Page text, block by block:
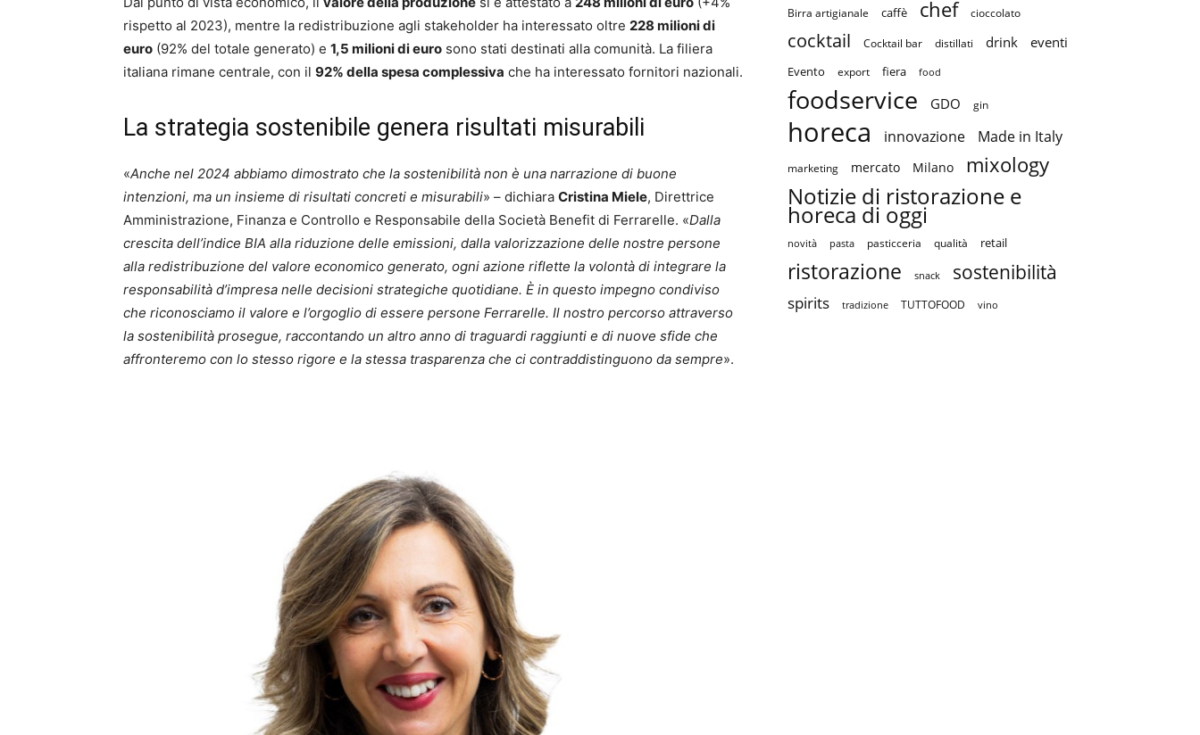
rispetto al 2023), mentre la redistribuzione agli stakeholder ha interessato oltre 228 milioni di
euro (92% del totale generato) e 1,5 milioni di euro sono stati destinati alla comunità. La filiera
italiana rimane centrale, con il 92% della spesa complessiva che ha interessato fornitori nazionali.
La strategia sostenibile genera risultati misurabili
«Anche nel 2024 abbiamo dimostrato che la sostenibilità non è una narrazione di buone
intenzioni, ma un insieme di risultati concreti e misurabili» – dichiara Cristina Miele, Direttrice
Amministrazione, Finanza e Controllo e Responsabile della Società Benefit di Ferrarelle. «Dalla
crescita dell’indice BIA alla riduzione delle emissioni, dalla valorizzazione delle nostre persone
alla redistribuzione del valore economico generato, ogni azione riflette la volontà di integrare la
responsabilità d’impresa nelle decisioni strategiche quotidiane. È in questo impegno condiviso
che riconosciamo il valore e l’orgoglio di essere persone Ferrarelle. Il nostro percorso attraverso
la sostenibilità prosegue, raccontando un altro anno di traguardi raggiunti e di nuove sfide che
affronteremo con lo stesso rigore e la stessa trasparenza che ci contraddistinguono da sempre».
Birra artigianale caffè chef cioccolato
cocktail Cocktail bar distillati drink eventi
Evento export fiera food
foodservice GDO gin
horeca innovazione Made in Italy
marketing mercato Milano mixology
Notizie di ristorazione e
horeca di oggi
novità pasta pasticceria qualità retail
ristorazione snack sostenibilità
spirits tradizione TUTTOFOOD vino